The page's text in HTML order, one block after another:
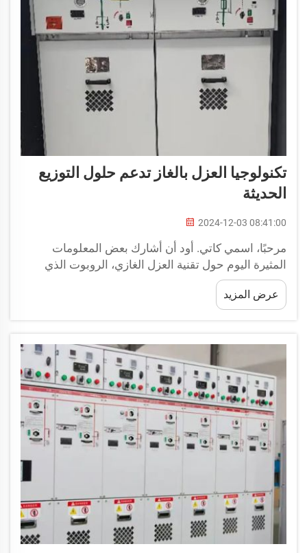
تكنولوجيا العزل بالغاز تدعم حلول التوزيع
الحديثة
2024-12-03 08:41:00
مرحبًا، اسمي كاتي. أود أن أشارك بعض المعلومات
المثيرة اليوم حول تقنية العزل الغازي، الروبوت الذي
يبقي الكهرباء الليزرية في حياتنا تعمل بأمان وسهولة كل
يوم! تعد تقنية العزل الغازي ضرورية ل...
عرض المزيد